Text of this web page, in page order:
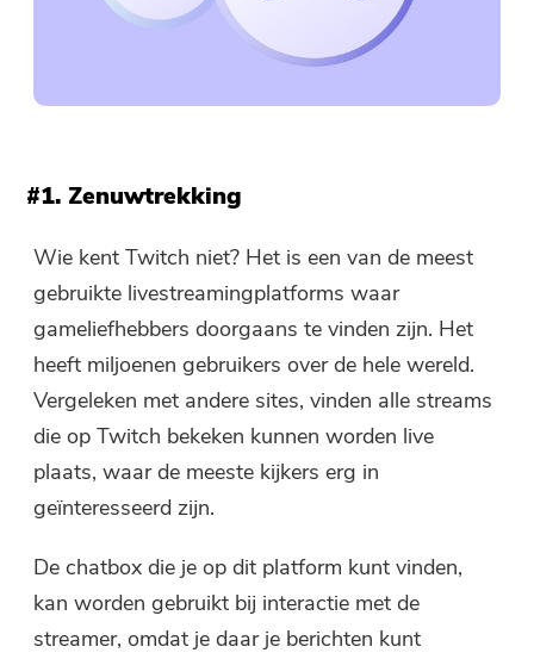
#1. Zenuwtrekking
Wie kent Twitch niet? Het is een van de meest
gebruikte livestreamingplatforms waar
gameliefhebbers doorgaans te vinden zijn. Het
heeft miljoenen gebruikers over de hele wereld.
Vergeleken met andere sites, vinden alle streams
die op Twitch bekeken kunnen worden live
plaats, waar de meeste kijkers erg in
geïnteresseerd zijn.
De chatbox die je op dit platform kunt vinden,
kan worden gebruikt bij interactie met de
streamer, omdat je daar je berichten kunt